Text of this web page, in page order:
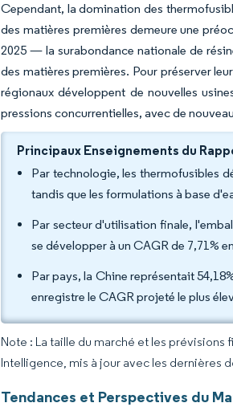
Cependant, la domination des
des matières premières demeure une
2025 — la surabondance nationale de
des matières premières. Pour préserver
régionaux développent de nouvelles
pressions concurrentielles, avec de
Principaux Enseignements du
Par technologie, les thermofusibles
tandis que les formulations à base
Par secteur d'utilisation finale,
se développer à un CAGR de 7,71%
Par pays, la Chine représentait
enregistre le CAGR projeté le plus
Note : La taille du marché et les
Intelligence, mis à jour avec les dernières
Tendances et Perspectives du